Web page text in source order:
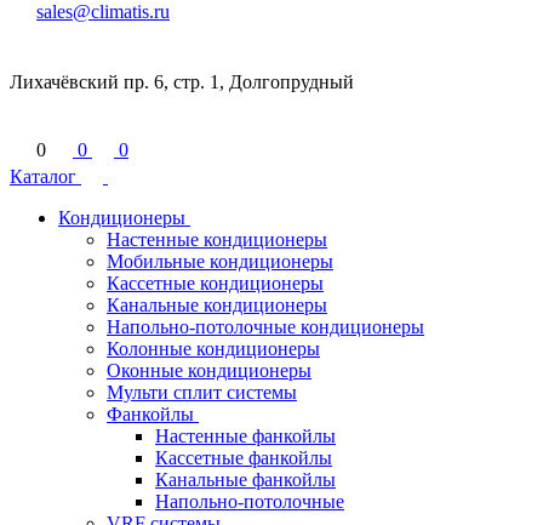
sales@climatis.ru
Лихачёвский пр. 6, стр. 1, Долгопрудный
0 0
0
Каталог
Кондиционеры
Настенные кондиционеры
Мобильные кондиционеры
Кассетные кондиционеры
Канальные кондиционеры
Напольно-потолочные кондиционеры
Колонные кондиционеры
Оконные кондиционеры
Мульти сплит системы
Фанкойлы
Настенные фанкойлы
Кассетные фанкойлы
Канальные фанкойлы
Напольно-потолочные